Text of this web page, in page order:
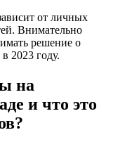
от личных
Внимательно
решение о
2023 году.
на
и что это